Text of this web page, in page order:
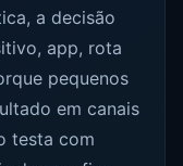
a decisão
app, rota
pequenos
em canais
testa com